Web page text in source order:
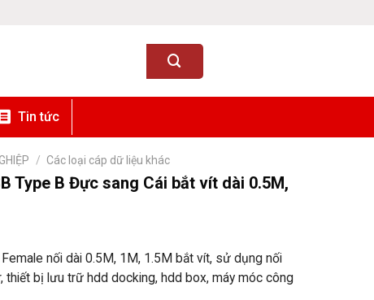
Tin tức
/ Các loại cáp dữ liệu khác
Type B Đực sang Cái bắt vít dài 0.5M,
nối dài 0.5M, 1M, 1.5M bắt vít, sử dụng nối
thiết bị lưu trữ hdd docking, hdd box, máy móc công